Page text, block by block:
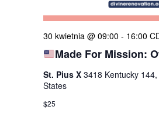
Made For Mission:
30 kwietnia @ 09:00 - 16:00
St. Pius X 3418 Kentucky
States
$25